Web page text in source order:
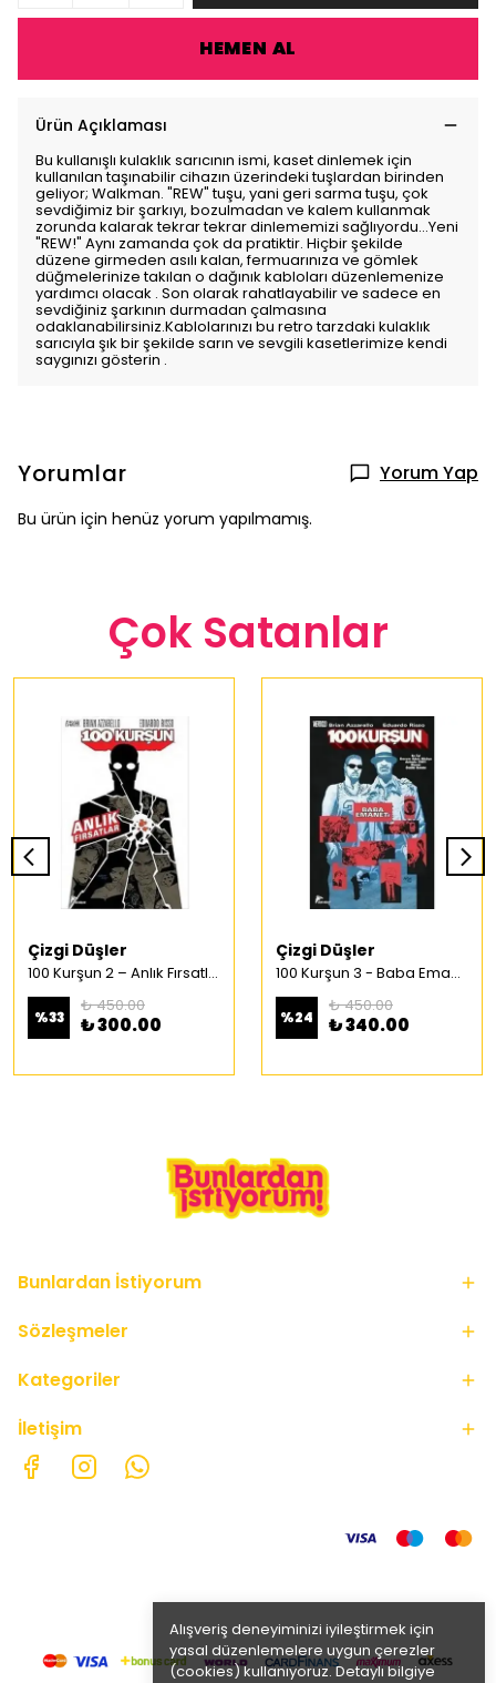
Alışveriş deneyiminizi iyileştirmek için
yasal düzenlemelere uygun çerezler
(cookies) kullanıyoruz. Detaylı bilgiye
HEMEN AL
Ürün Açıklaması
Bu kullanışlı kulaklık sarıcının ismi, kaset dinlemek için
kullanılan taşınabilir cihazın üzerindeki tuşlardan birinden
geliyor; Walkman. "REW" tuşu, yani geri sarma tuşu, çok
sevdiğimiz bir şarkıyı, bozulmadan ve kalem kullanmak
zorunda kalarak tekrar tekrar dinlememizi sağlıyordu...Yeni
"REW!" Aynı zamanda çok da pratiktir. Hiçbir şekilde
düzene girmeden asılı kalan, fermuarınıza ve gömlek
düğmelerinize takılan o dağınık kabloları düzenlemenize
yardımcı olacak . Son olarak rahatlayabilir ve sadece en
sevdiğiniz şarkının durmadan çalmasına
odaklanabilirsiniz.Kablolarınızı bu retro tarzdaki kulaklık
sarıcıyla şık bir şekilde sarın ve sevgili kasetlerimize kendi
saygınızı gösterin .
Yorumlar Yorum Yap
Bu ürün için henüz yorum yapılmamış.
Çok Satanlar
Çizgi Düşler
100 Kurşun 2 – Anlık Fırsatlar Türkçe Çizgi Roman
%33
₺ 450.00
₺ 300.00
Çizgi Düşler
100 Kurşun 3 - Baba Emaneti Türkçe Çizgi Roman
%24
₺ 450.00
₺ 340.00
Bunlardan İstiyorum
Sözleşmeler
Kategoriler
İletişim